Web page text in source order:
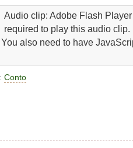
Audio clip: Adobe Flash
required to play this audio
You also need to have
Conto